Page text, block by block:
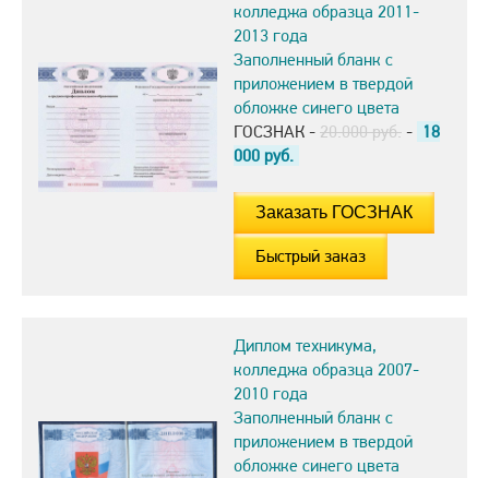
колледжа образца 2011-
2013 года
Заполненный бланк с
приложением в твердой
обложке синего цвета
ГОСЗНАК - 20.000 руб. - 18
000 руб.
Быстрый заказ
Диплом техникума,
колледжа образца 2007-
2010 года
Заполненный бланк с
приложением в твердой
обложке синего цвета